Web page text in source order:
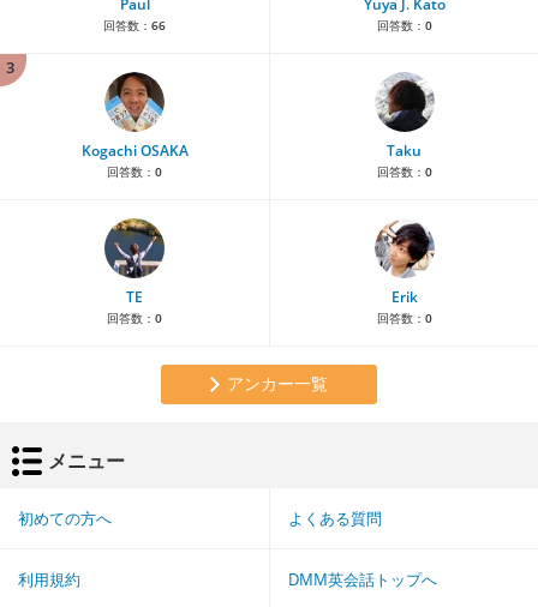
Paul
回答数： 66
Yuya J. Kato
回答数： 0
3
Kogachi OSAKA
回答数： 0
Taku
回答数： 0
TE
回答数： 0
Erik
回答数： 0
アンカー一覧
メニュー
初めての方へ よくある質問
利用規約 DMM英会話トップへ